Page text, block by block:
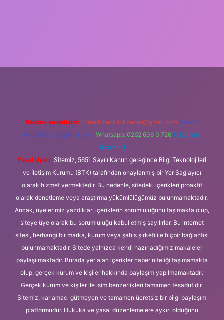
Reklam ve İletişim: E-mail: backlinkpaneli@gmail.com Teams:
forumhizmeti@gmail.com Whatsapp: 0262 606 0 726 Telegram:
@karabul
Yasal Uyarı: Sitemiz, 5651 Sayılı Kanun gereğince Bilgi Teknolojileri
ve İletişim Kurumu (BTK) tarafından onaylanmış bir Yer Sağlayıcı
olarak hizmet vermektedir. Bu nedenle, sitedeki içerikleri proaktif
olarak denetleme veya araştırma yükümlülüğümüz bulunmamaktadır.
Ancak, üyelerimiz yazdıkları içeriklerin sorumluluğunu taşımakta olup,
siteye üye olarak bu sorumluluğu kabul etmiş sayılırlar. Bu internet
sitesi, herhangi bir marka, kurum veya şahıs şirketi ile hiçbir bağlantısı
bulunmamaktadır. Sitede yalnızca kendi hazırladığımız makaleler
paylaşılmaktadır. Burada yer alan içerikler haber niteliği taşımamakta
olup, gerçek kurum ve kişiler hakkında paylaşım yapılmamaktadır.
Gerçek kurum ve kişiler ile isim benzerlikleri tamamen tesadüfidir.
Sitemiz, kar amacı gütmeyen ve tamamen ücretsiz bir bilgi paylaşım
platformudur. Hukuka ve yasal düzenlemelere aykırı olduğunu